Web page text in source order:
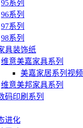
95系列
96系列
97系列
98系列
具装饰纸
维意美嘉家具系列
美嘉家居系列视频
维意美邦家具系列
码印刷系列
进化